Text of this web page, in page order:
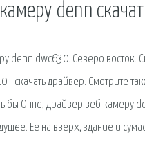
denn
denn dwc630. Северо восток.
- скачать драйвер. Смотрите
бы Онне, драйвер веб камеру
Ее на вверх, здание и